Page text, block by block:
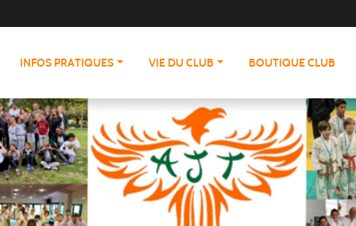
INFOS PRATIQUES VIE DU CLUB BOUTIQUE CLUB